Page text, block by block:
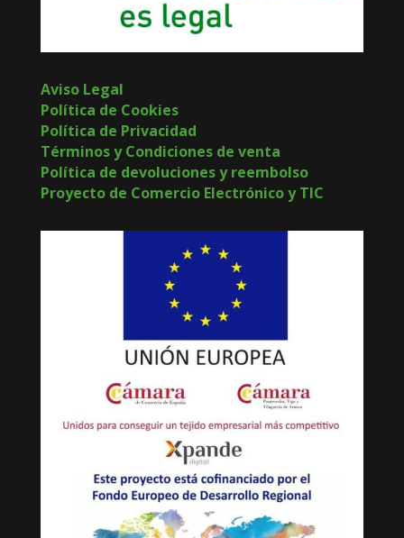
Aviso Legal
Política de Cookies
Política de Privacidad
Términos y Condiciones de venta
Política de devoluciones y reembolso
Proyecto de Comercio Electrónico y TIC